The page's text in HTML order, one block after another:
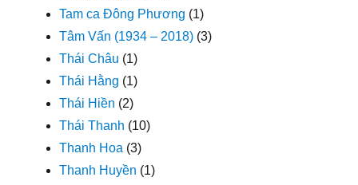
Tam ca Đông Phương (1)
Tâm Vấn (1934 – 2018) (3)
Thái Châu (1)
Thái Hằng (1)
Thái Hiền (2)
Thái Thanh (10)
Thanh Hoa (3)
Thanh Huyền (1)